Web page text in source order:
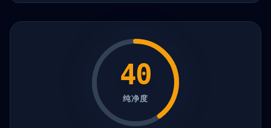
40
纯净度